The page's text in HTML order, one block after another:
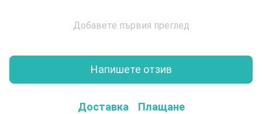
Добавете първия преглед
Напишете отзив
Доставка Плащане